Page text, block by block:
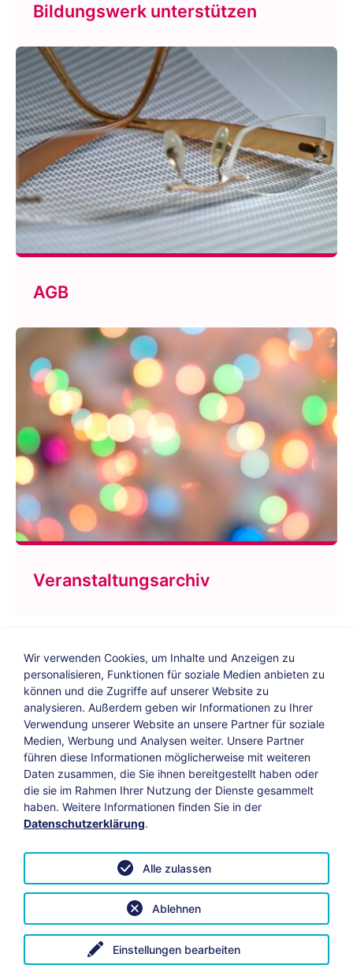
Bildungswerk unterstützen
AGB
Veranstaltungsarchiv
Bildungs-Blog| Instagram| Facebook|
YouTube
Impressum Suche Datenschutz
Vertrag widerrufen
Datenschutzeinstellungen anpassen
© 2026 KAB Bamberg | Alle Rechte vorbehalten.
Wir verwenden Cookies, um Inhalte und Anzeigen zu
personalisieren, Funktionen für soziale Medien anbieten zu
können und die Zugriffe auf unserer Website zu
analysieren. Außerdem geben wir Informationen zu Ihrer
Verwendung unserer Website an unsere Partner für soziale
Medien, Werbung und Analysen weiter. Unsere Partner
führen diese Informationen möglicherweise mit weiteren
Daten zusammen, die Sie ihnen bereitgestellt haben oder
die sie im Rahmen Ihrer Nutzung der Dienste gesammelt
haben. Weitere Informationen finden Sie in der
Datenschutzerklärung.
Einstellungen bearbeiten
Ablehnen
Alle zulassen